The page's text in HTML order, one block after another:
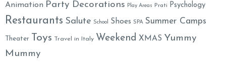
Animation Party Decorations Play Areas Prati Psychology
Restaurants Salute School Shoes SPA Summer Camps
Theater Toys Travel in Italy Weekend XMAS Yummy
Mummy